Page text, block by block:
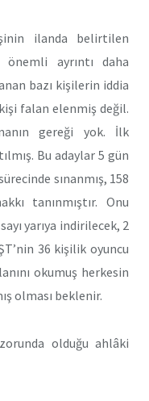
ilanda belirtilen
ayrıntı daha
bazı kişilerin iddia
falan elenmiş değil.
gereği yok. İlk
Bu adaylar 5 gün
sınanmış, 158
tanınmıştır. Onu
yarıya indirilecek, 2
36 kişilik oyuncu
okumuş herkesin
olması beklenir.
olduğu ahlâki